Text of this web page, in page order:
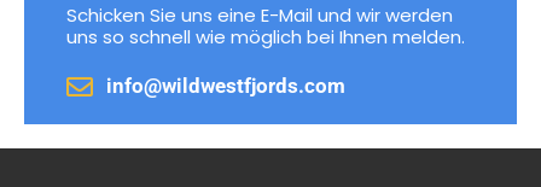
Schicken Sie uns eine E-Mail und wir werden
uns so schnell wie möglich bei Ihnen melden.
info@wildwestfjords.com